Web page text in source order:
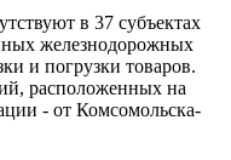
в 37 субъектах
железнодорожных
и погрузки товаров.
расположенных на
- от Комсомольска-